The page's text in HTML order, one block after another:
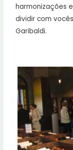
harmonizações
dividir com
Garibaldi.